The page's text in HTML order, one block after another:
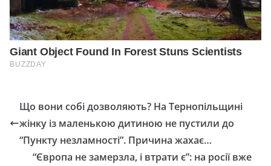
Що вони собі дозволяють? На Тернопільщині
жінку із мaленькою дитиною не пуcтили до
“Пункту незлaмності”. Причина жахає…
“Європа не замерзла, і втрати є”: на росії вже